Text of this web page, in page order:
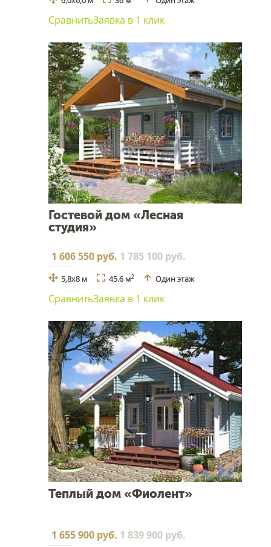
СравнитьЗаявка в 1 клик
Гостевой дом «Лесная
студия»
1 606 550 руб. 1 785 100 руб.
5,8x8 м 45.6 м2 Один этаж
СравнитьЗаявка в 1 клик
Теплый дом «Фиолент»
1 655 900 руб. 1 839 900 руб.